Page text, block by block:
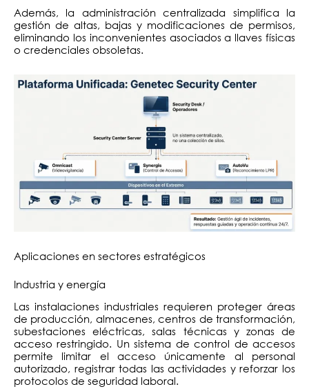
Además, la administración centralizada simplifica la
gestión de altas, bajas y modificaciones de permisos,
eliminando los inconvenientes asociados a llaves físicas
o credenciales obsoletas.
Aplicaciones en sectores estratégicos
Industria y energía
Las instalaciones industriales requieren proteger áreas
de producción, almacenes, centros de transformación,
subestaciones eléctricas, salas técnicas y zonas de
acceso restringido. Un sistema de control de accesos
permite limitar el acceso únicamente al personal
autorizado, registrar todas las actividades y reforzar los
protocolos de seguridad laboral.